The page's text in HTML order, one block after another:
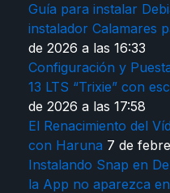
Guía para instalar
instalador Calamares
de 2026 a las 16:33
Configuración y
13 LTS “Trixie” con
de 2026 a las 17:58
El Renacimiento del
con Haruna 7 de
Instalando Snap en
la App no aparezca